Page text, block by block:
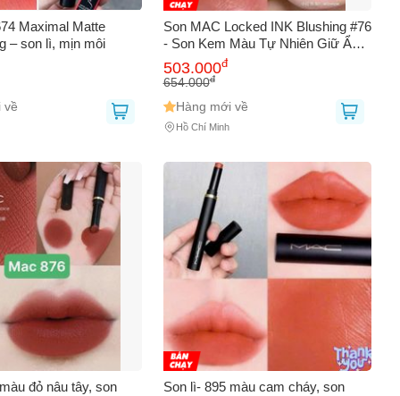
Maximal Matte
– son lì, mịn môi
về
Son MAC Locked INK Blushing #76
- Son Kem Màu Tự Nhiên Giữ Ẩm
Môi Mềm, Đẹp Tự Nhiên, Dành
Cho Những Ai Yêu Thích Làm Đẹp
503.000đ
654.000đ
Hàng mới về
Hồ Chí Minh
đỏ nâu tây, son
Son lì- 895 màu cam cháy, son